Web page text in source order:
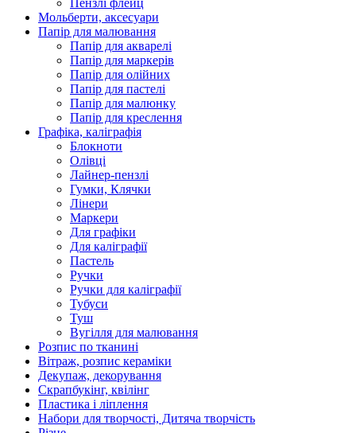
Пензлі флейц
Мольберти, аксесуари
Папір для малювання
Папір для акварелі
Папір для маркерів
Папір для олійних
Папір для пастелі
Папір для малюнку
Папір для креслення
Графіка, каліграфія
Блокноти
Олівці
Лайнер-пензлі
Гумки, Клячки
Лінери
Маркери
Для графіки
Для каліграфії
Пастель
Ручки
Ручки для каліграфії
Тубуси
Туш
Вугілля для малювання
Розпис по тканині
Вітраж, розпис кераміки
Декупаж, декорування
Скрапбукінг, квілінг
Пластика і ліплення
Набори для творчості, Дитяча творчість